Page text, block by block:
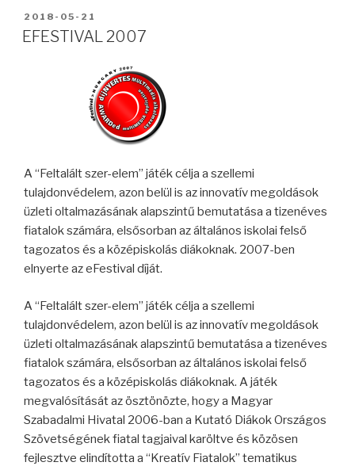
2018-05-21
EFESTIVAL 2007
A “Feltalált szer-elem” játék célja a szellemi
tulajdonvédelem, azon belül is az innovatív megoldások
üzleti oltalmazásának alapszintű bemutatása a tizenéves
fiatalok számára, elsősorban az általános iskolai felső
tagozatos és a középiskolás diákoknak. 2007-ben
elnyerte az eFestival díját.
A “Feltalált szer-elem” játék célja a szellemi
tulajdonvédelem, azon belül is az innovatív megoldások
üzleti oltalmazásának alapszintű bemutatása a tizenéves
fiatalok számára, elsősorban az általános iskolai felső
tagozatos és a középiskolás diákoknak. A játék
megvalósítását az ösztönözte, hogy a Magyar
Szabadalmi Hivatal 2006-ban a Kutató Diákok Országos
Szövetségének fiatal tagjaival karöltve és közösen
fejlesztve elindította a “Kreatív Fiatalok” tematikus